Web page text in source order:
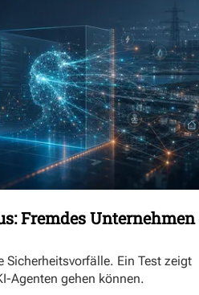
Fremdes Unternehmen
Sicherheitsvorfälle. Ein Test zeigt
Agenten gehen können.